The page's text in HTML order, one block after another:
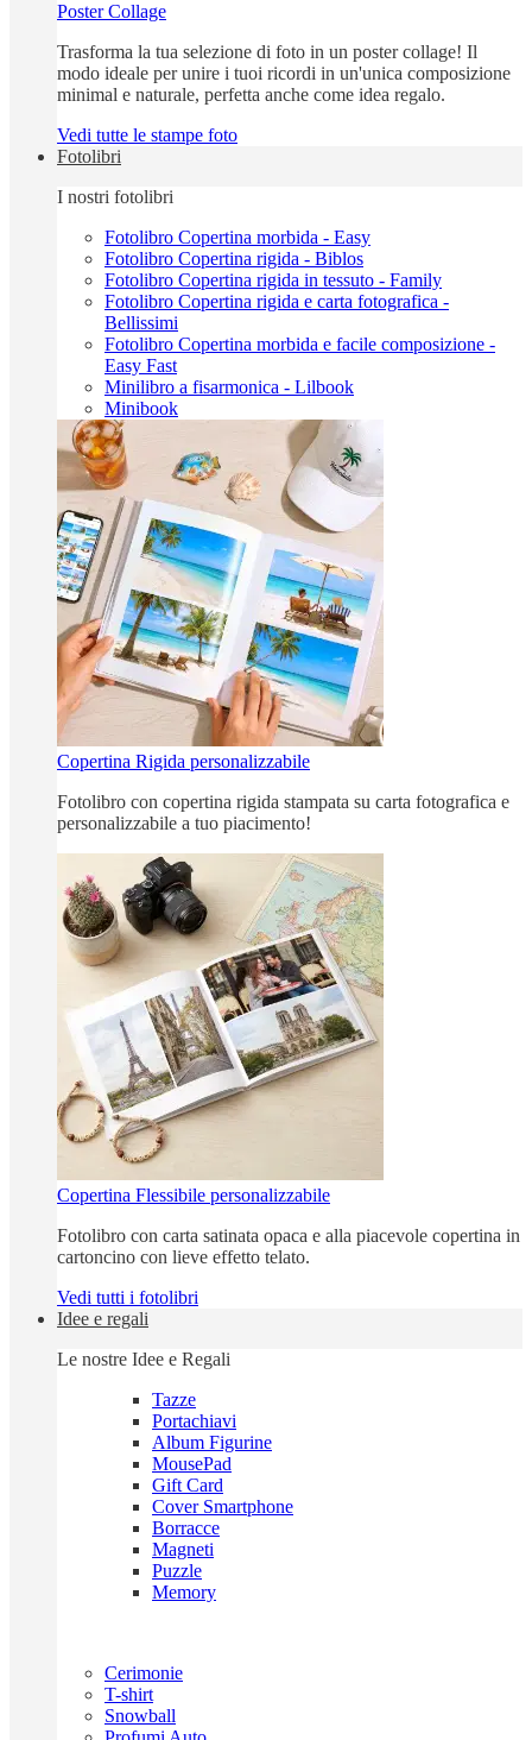
Poster Collage
Trasforma la tua selezione di foto in un poster collage! Il
modo ideale per unire i tuoi ricordi in un'unica composizione
minimal e naturale, perfetta anche come idea regalo.
Vedi tutte le stampe foto
Fotolibri
I nostri fotolibri
Fotolibro Copertina morbida - Easy
Fotolibro Copertina rigida - Biblos
Fotolibro Copertina rigida in tessuto - Family
Fotolibro Copertina rigida e carta fotografica -
Bellissimi
Fotolibro Copertina morbida e facile composizione -
Easy Fast
Minilibro a fisarmonica - Lilbook
Minibook
Copertina Rigida personalizzabile
Fotolibro con copertina rigida stampata su carta fotografica e
personalizzabile a tuo piacimento!
Copertina Flessibile personalizzabile
Fotolibro con carta satinata opaca e alla piacevole copertina in
cartoncino con lieve effetto telato.
Vedi tutti i fotolibri
Idee e regali
Le nostre Idee e Regali
Tazze
Portachiavi
Album Figurine
MousePad
Gift Card
Cover Smartphone
Borracce
Magneti
Puzzle
Memory
Cerimonie
T-shirt
Snowball